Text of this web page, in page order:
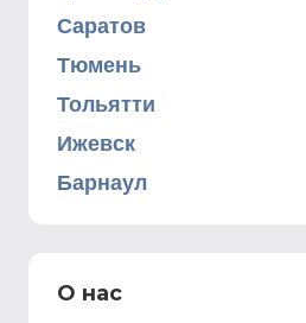
Саратов
Тюмень
Тольятти
Ижевск
Барнаул
О нас